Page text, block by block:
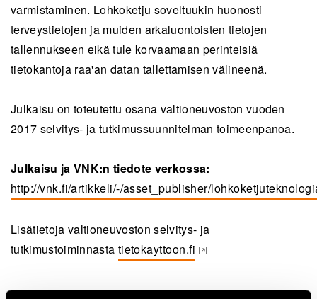
varmistaminen. Lohkoketju soveltuukin huonosti
terveystietojen ja muiden arkaluontoisten tietojen
tallennukseen eikä tule korvaamaan perinteisiä
tietokantoja raa'an datan tallettamisen välineenä.
Julkaisu on toteutettu osana valtioneuvoston vuoden
2017 selvitys- ja tutkimussuunnitelman toimeenpanoa.
Julkaisu ja VNK:n tiedote verkossa:
http://vnk.fi/artikkeli/-/asset_publisher/
(opens in a new tab)
Lisätietoja valtioneuvoston selvitys- ja
tutkimustoiminnasta tietokayttoon.fi
(opens in a new tab)